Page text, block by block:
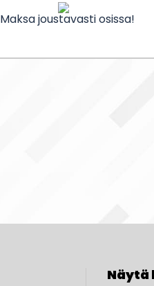
Maksa joustavasti osissa!